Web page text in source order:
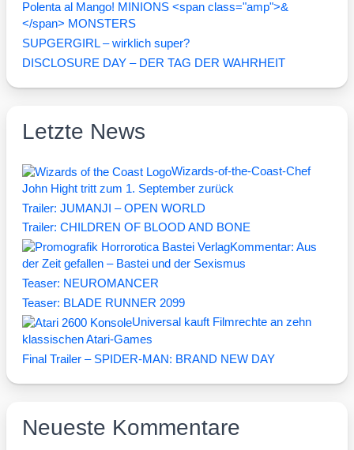
Polenta al Mango! MINIONS <span class="amp">&
</span> MONSTERS
SUPGERGIRL – wirklich super?
DISCLOSURE DAY – DER TAG DER WAHRHEIT
Letzte News
Wizards-of-the-Coast-Chef
John Hight tritt zum 1. September zurück
Trailer: JUMANJI – OPEN WORLD
Trailer: CHILDREN OF BLOOD AND BONE
Kommentar: Aus
der Zeit gefallen – Bastei und der Sexismus
Teaser: NEUROMANCER
Teaser: BLADE RUNNER 2099
Universal kauft Filmrechte an zehn
klassischen Atari-Games
Final Trailer – SPIDER-MAN: BRAND NEW DAY
Neueste Kommentare